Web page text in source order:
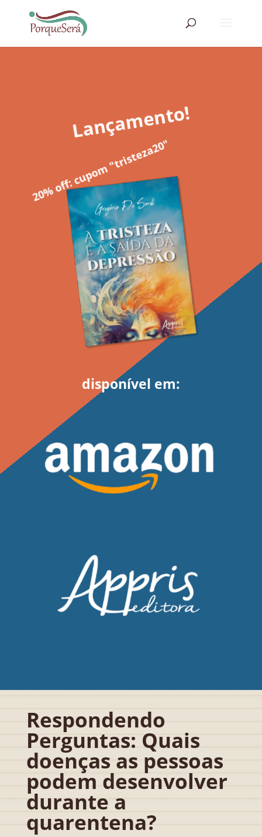
Lançamento!
20% off: cupom "tristeza20"
disponível em:
Respondendo
Perguntas: Quais
doenças as pessoas
podem desenvolver
durante a
quarentena?